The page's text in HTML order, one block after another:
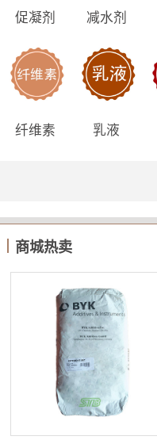
促凝剂 减水剂
纤维素 乳液
商城热卖